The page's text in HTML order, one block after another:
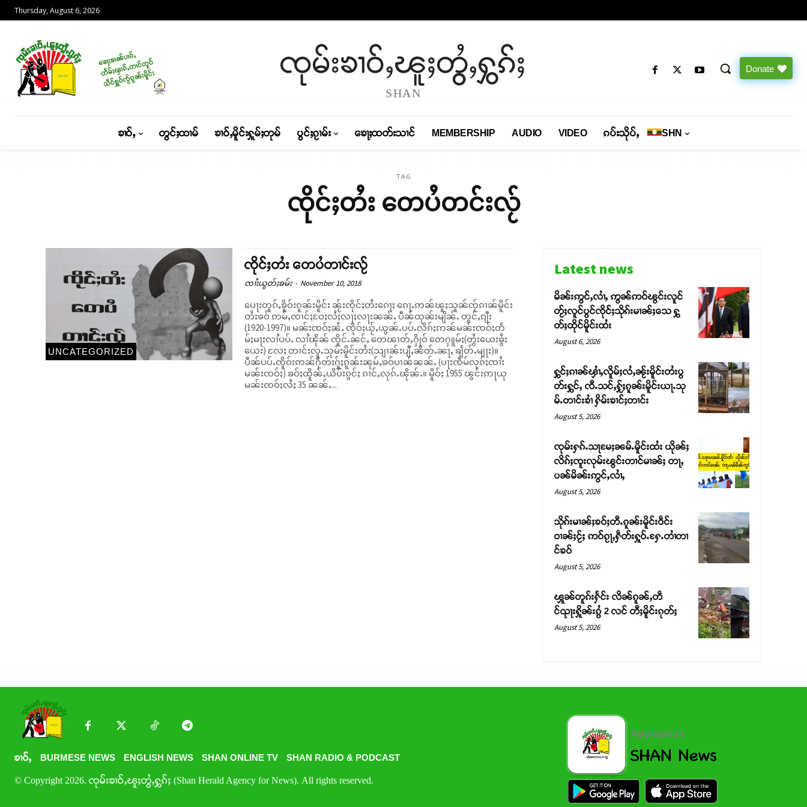
Thursday, August 6, 2026
ၸုမ်းၶၢဝ်ႇၽူႈတွႆႇႁွၵ်ႈ
SHAN
Donate
ၶၢဝ်ႇ တွင်ႈထၢမ် ၶၢဝ်ႇမိူင်းႁူမ်ႈတုမ် ပွင်ႈၵႂၢမ်း ၶေႃႈထတ်းသၢင် MEMBERSHIP AUDIO VIDEO ၵပ်းသိုပ်ႇ SHN
TAG
ၸိုင်ႈတႆး တေပႆတင်းလႂ်
UNCATEGORIZED
ၸိုင်ႈတႆး တေပႆတၢင်းလႂ်
ၸၢႆးယွတ်ႈၶမ်း - November 10, 2018
ပေႃးတူၵ်ႇၶိူဝ်းၵူၼ်းမိူင်း ၼႂ်းၸိုင်ႈတႆးၵေႃႈ ၵေႃႉဢၼ်ၽူႈသူၼ်ၸႂ်ၵၢၼ်မိူင်း
တႆးၶဝ် ဢမ်ႇၸၢင်ႈဝႄႈလႆႈလႃႈလႃးၼၼ်ႉ ပဵၼ်ထုၼ်းမျိၼ်ႉ တွင်ႇၵျီး
(1920-1997)။ မၼ်းၸဝ်ႈၼႆႉ ၸိုဝ်ႈယႂ်ႇယွၼ်ႉပပ်ႉလိၵ်ႈဢၼ်မၼ်းၸဝ်ႈတႅ
မ်ႈမႃးလၢႆပပ်ႉ လၢႆၽိုၼ် ၸိူင်ႉၼင်ႇ တေၽၢတ်ႇႁိုဝ် တေႁူမ်ႈ(တွႆးယေးၶွႆး
ယေး) လႄႈ တၢင်းလူႉသုမ်းမိူင်းတႆး(သျၢၼ်းပျီႇၼိတ်ႉၼႃႇ ၶျႅတ်ႉမျႃး)။
ပဵၼ်ပပ်ႉၸိူဝ်းဢၼ်ႁဵတ်းႁႂ်ႈၵူၼ်းၼုမ်ႇၶဝ်ပၢၼ်ၼၼ်ႉ (ပႃးၸဵမ်လုၵ်ႈၸၢႆး
မၼ်းၸဝ်ႈ) ၶဝ်ႈထိူၼ်ႇယိပ်းၵွင်ႈ ၵၢင်ႇလုၵ်ႉၽိုၼ်ႉ။ မိူဝ်ႈ 1955 ၽွင်းဢႃယု
မၼ်းၸဝ်ႈလႆႈ 35 ၼၼ်ႉ...
Latest news
မိၼ်းဢွင်ႇလၢႆႇ ဢွၼ်ဢဝ်ၽွင်းလူင်
တႂ်ႈလူင်ပွင်ၸိုင်ႈသိုၵ်းမၢၼ်ႈသေ ႁွ
တ်ႈထိုင်မိူင်းထႆး
August 6, 2026
ႁွင်ႈၵၢၼ်ၾၢႆႇလိူမ်ႈလႆႇၼႂ်းမိူင်းတႆးပွ
တ်းႁွင်ႇ ၸီႉသင်ႇႁႂ်ႈၵူၼ်းမိူင်းယႃႉသု
မ်ႉတၢင်းၶၢႆ ႁိမ်းၶၢင်ႈတၢင်း
August 5, 2026
ၸုမ်းႁၵ်ႉသႃမႄႈၼမ်ႉမိူင်းထႆး ယိုၼ်ႈ
လိၵ်ႈၸူးလုမ်းၽွင်းတၢင်မၢၼ်ႈ တႃႇ
ပၼ်မိၼ်းဢွင်ႇလၢႆႇ
August 5, 2026
သိုၵ်းမၢၼ်ႈၶဝ်ႈတီႉၵူၼ်းမိူင်းဝဵင်း
ဝၢၼ်ႈငႂ်ႈ ဢဝ်ၵႂႃႇႁဵတ်းႁူဝ်ႉႁႄႉတၢႆတၢ
င်ၶဝ်
August 5, 2026
ၾူၼ်တူၵ်းႁႅင်း လိၼ်ၵူၼ်ႇတဵ
င်ၺႃးႁိူၼ်းၵွႆ 2 လင် တီႈမိူင်းၵုတ်ႈ
August 5, 2026
ၶၢဝ်ႇ BURMESE NEWS ENGLISH NEWS SHAN ONLINE TV SHAN RADIO & PODCAST
© Copyright 2026. ၸုမ်းၶၢဝ်ႇၽူႈတွႆႇႁွၵ်ႈ (Shan Herald Agency for News). All rights reserved.